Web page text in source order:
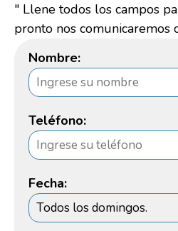
" Llene todos los campos
pronto nos comunicaremos
Nombre:
Teléfono:
Fecha: